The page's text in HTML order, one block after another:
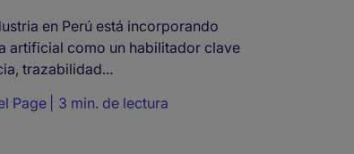
en Perú está incorporando
artificial como un habilitador clave
trazabilidad...
Page 3 min. de lectura